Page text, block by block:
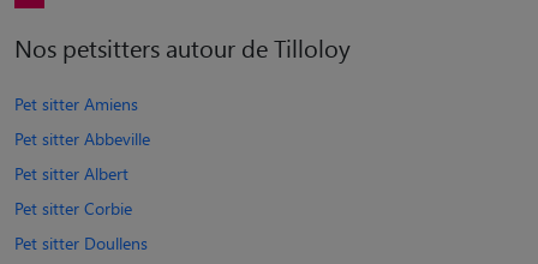
Nos petsitters autour de Tilloloy
Pet sitter Amiens
Pet sitter Abbeville
Pet sitter Albert
Pet sitter Corbie
Pet sitter Doullens